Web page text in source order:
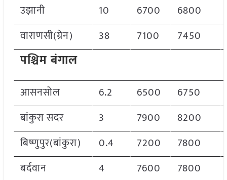
उझानी
10 6700
6800
वाराणसी(ग्रेन)
38 7100 7450
पश्चिम बंगाल
आसनसोल 6.2 6500
6750
बांकुरा सदर
3 7900
8200
बिष्णुपुर(बांकुरा)
0.4 7200
7800
बर्दवान
4 7600
7800